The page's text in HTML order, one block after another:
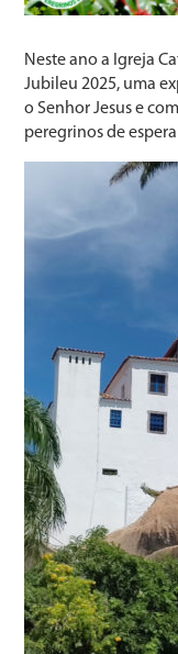
Neste ano a Igreja
Jubileu 2025, uma
o Senhor Jesus e
peregrinos de